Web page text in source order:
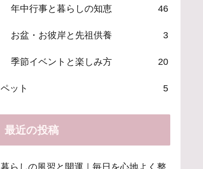
年中行事と暮らしの知恵 46
お盆・お彼岸と先祖供養 3
季節イベントと楽しみ方 20
ペット 5
最近の投稿